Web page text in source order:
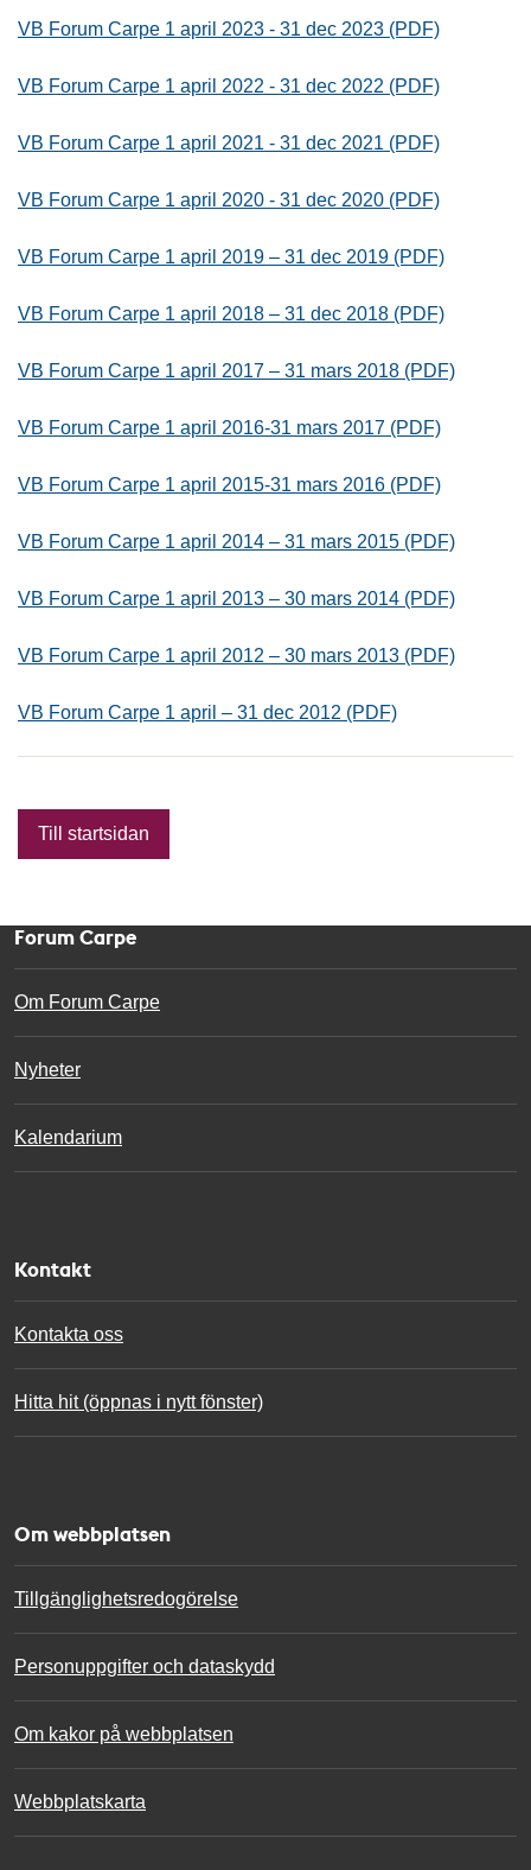
VB Forum Carpe 1 april 2023 - 31 dec 2023 (PDF)
VB Forum Carpe 1 april 2022 - 31 dec 2022 (PDF)
VB Forum Carpe 1 april 2021 - 31 dec 2021 (PDF)
VB Forum Carpe 1 april 2020 - 31 dec 2020 (PDF)
VB Forum Carpe 1 april 2019 – 31 dec 2019 (PDF)
VB Forum Carpe 1 april 2018 – 31 dec 2018 (PDF)
VB Forum Carpe 1 april 2017 – 31 mars 2018 (PDF)
VB Forum Carpe 1 april 2016-31 mars 2017 (PDF)
VB Forum Carpe 1 april 2015-31 mars 2016 (PDF)
VB Forum Carpe 1 april 2014 – 31 mars 2015 (PDF)
VB Forum Carpe 1 april 2013 – 30 mars 2014 (PDF)
VB Forum Carpe 1 april 2012 – 30 mars 2013 (PDF)
VB Forum Carpe 1 april – 31 dec 2012 (PDF)
Till startsidan
Forum Carpe
Om Forum Carpe
Nyheter
Kalendarium
Kontakt
Kontakta oss
Hitta hit (öppnas i nytt fönster)
Om webbplatsen
Tillgänglighetsredogörelse
Personuppgifter och dataskydd
Om kakor på webbplatsen
Webbplatskarta